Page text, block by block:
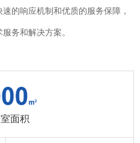
的响应机制和优质的服务保障，
务和解决方案。
面积